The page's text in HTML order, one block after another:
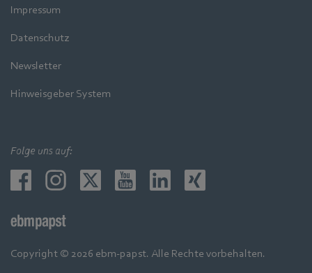
Impressum
Datenschutz
Newsletter
Hinweisgeber System
Folge uns auf:
Copyright © 2026 ebm-papst. Alle Rechte vorbehalten.